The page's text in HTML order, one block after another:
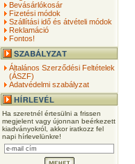
Bevásárlókosár
Fizetési módok
Szállítási idő és átvételi módok
Reklamáció
Fontos!
Általános Szerződési Feltételek
(ÁSZF)
Adatvédelmi szabályzat
Ha szeretnél értesülni a frissen
megjelent vagy újonnan beérkezett
kiadványokról, akkor iratkozz fel
napi hírlevelünkre!